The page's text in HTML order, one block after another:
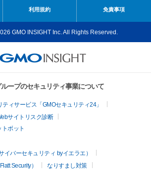
利用規約 免責事項
GMO INSIGHT Inc. All Rights Reserved.
ープのセキュリティ事業について
ィサービス「GMOセキュリティ24」
サイトリスク診断
ボット
イバーセキュリティ byイエラエ）
Security）
なりすまし対策